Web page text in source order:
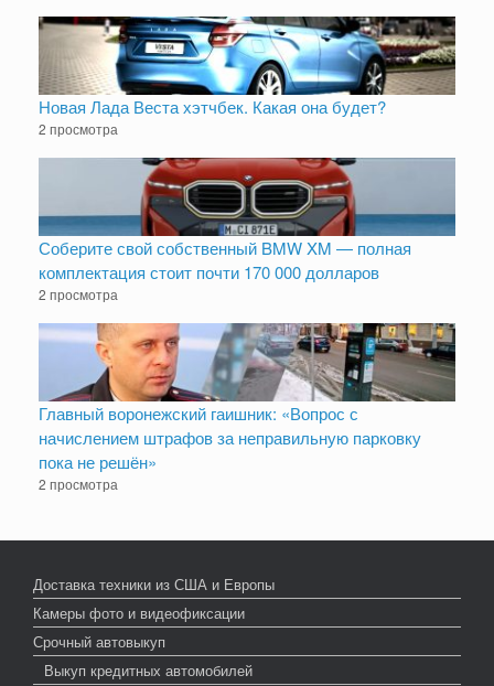
Новая Лада Веста хэтчбек. Какая она будет?
2 просмотра
Соберите свой собственный BMW XM — полная
комплектация стоит почти 170 000 долларов
2 просмотра
Главный воронежский гаишник: «Вопрос с
начислением штрафов за неправильную парковку
пока не решён»
2 просмотра
Доставка техники из США и Европы
Камеры фото и видеофиксации
Срочный автовыкуп
Выкуп кредитных автомобилей